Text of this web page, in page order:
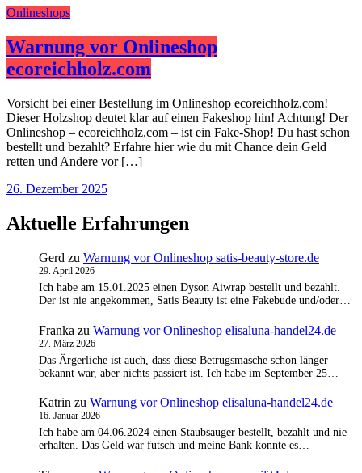
Onlineshops
Warnung vor Onlineshop
ecoreichholz.com
Vorsicht bei einer Bestellung im Onlineshop ecoreichholz.com!
Dieser Holzshop deutet klar auf einen Fakeshop hin! Achtung! Der
Onlineshop – ecoreichholz.com – ist ein Fake-Shop! Du hast schon
bestellt und bezahlt? Erfahre hier wie du mit Chance dein Geld
retten und Andere vor […]
26. Dezember 2025
Aktuelle Erfahrungen
Gerd zu Warnung vor Onlineshop satis-beauty-store.de
29. April 2026
Ich habe am 15.01.2025 einen Dyson Aiwrap bestellt und bezahlt.
Der ist nie angekommen, Satis Beauty ist eine Fakebude und/oder…
Franka zu Warnung vor Onlineshop elisaluna-handel24.de
27. März 2026
Das Ärgerliche ist auch, dass diese Betrugsmasche schon länger
bekannt war, aber nichts passiert ist. Ich habe im September 25…
Katrin zu Warnung vor Onlineshop elisaluna-handel24.de
16. Januar 2026
Ich habe am 04.06.2024 einen Staubsauger bestellt, bezahlt und nie
erhalten. Das Geld war futsch und meine Bank konnte es…